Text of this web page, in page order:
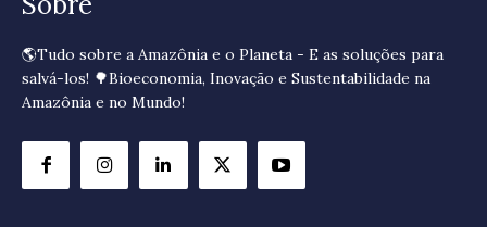
🌎Tudo sobre a Amazônia e o Planeta - E as soluções para
salvá-los! 🌳Bioeconomia, Inovação e Sustentabilidade na
Amazônia e no Mundo!